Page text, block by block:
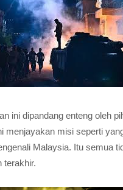
ini dipandang enteng oleh
menjayakan misi seperti
Malaysia. Itu semua
terakhir.